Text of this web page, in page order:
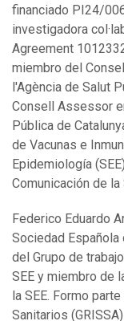
financiado PI24/
investigadora
Agreement
miembro del
l'Agència de Salut
Consell Assessor
Pública de
de Vacunas e
Epidemiología
Comunicación de la
Federico Eduardo
Sociedad Española
del Grupo de
SEE y miembro de
la SEE. Formo
Sanitarios